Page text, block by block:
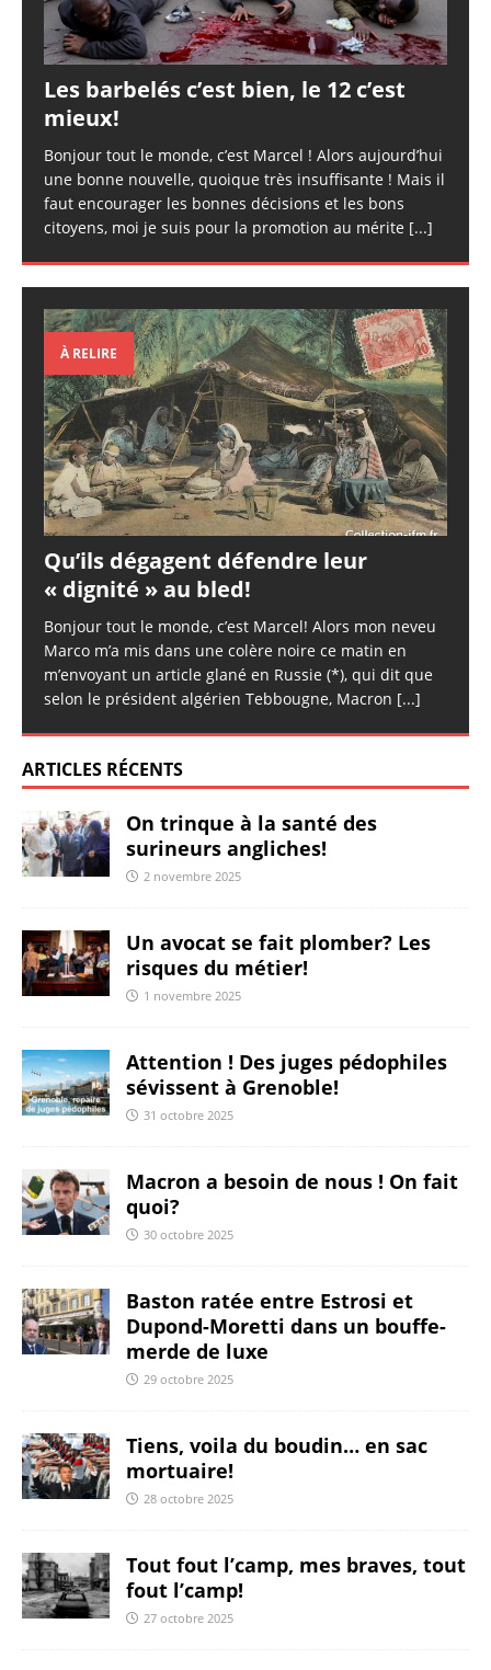
Les barbelés c’est bien, le 12 c’est
mieux!
Bonjour tout le monde, c’est Marcel ! Alors aujourd’hui
une bonne nouvelle, quoique très insuffisante ! Mais il
faut encourager les bonnes décisions et les bons
citoyens, moi je suis pour la promotion au mérite [...]
À RELIRE
Qu’ils dégagent défendre leur
« dignité » au bled!
Bonjour tout le monde, c’est Marcel! Alors mon neveu
Marco m’a mis dans une colère noire ce matin en
m’envoyant un article glané en Russie (*), qui dit que
selon le président algérien Tebbougne, Macron [...]
ARTICLES RÉCENTS
On trinque à la santé des
surineurs angliches!
2 novembre 2025
Un avocat se fait plomber? Les
risques du métier!
1 novembre 2025
Attention ! Des juges pédophiles
sévissent à Grenoble!
31 octobre 2025
Macron a besoin de nous ! On fait
quoi?
30 octobre 2025
Baston ratée entre Estrosi et
Dupond-Moretti dans un bouffe-
merde de luxe
29 octobre 2025
Tiens, voila du boudin… en sac
mortuaire!
28 octobre 2025
Tout fout l’camp, mes braves, tout
fout l’camp!
27 octobre 2025